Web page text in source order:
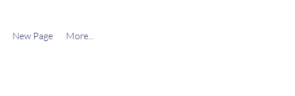
New Page More...